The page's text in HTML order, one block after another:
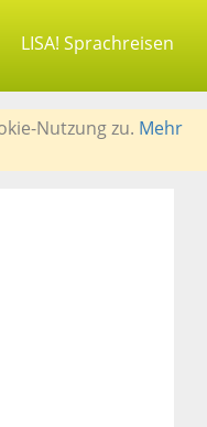
LISA! Sprachreisen
Nutzung zu. Mehr